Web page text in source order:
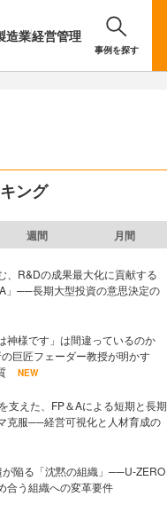
造業経営管理
事例を探す
ング
週間 月間
、R&Dの成果最大化に貢献する
A」──長期大型投資の意思決定の
神様です」は間違っているのか
巨匠フェーダー教授が明かす
NEW
支えた、FP＆Aによる短期と長期
克服──経営可視化と人材育成の
が陥る「沈黙の組織」──U-ZERO
合う組織への変革要件